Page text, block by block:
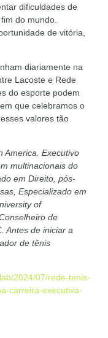
dificuldades de
do mundo.
de vitória,
diariamente na
Lacoste e Rede
do esporte podem
que celebramos o
valores tão
America. Executivo
multinacionais do
em Direito, pós-
Especializado em
of
de
Antes de iniciar a
de tênis
2024/07/rede-tenis-
carreira-executiva-